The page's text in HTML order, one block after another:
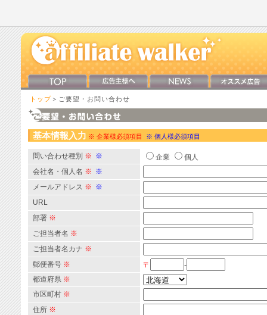
トップ ＞ご要望・お問い合わせ
基本情報入力 ※ 企業様必須項目 ※ 個人様必須項目
問い合わせ種別 ※ ※ 企業
個人
会社名・個人名 ※ ※
メールアドレス ※ ※
URL
部署 ※
ご担当者名 ※
ご担当者名カナ ※
郵便番号 ※ 〒
-
都道府県 ※
市区町村 ※
住所 ※